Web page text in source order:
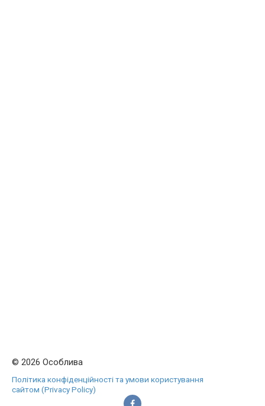
© 2026 Особлива
Політика конфіденційності та умови користування
сайтом (Privacy Policy)